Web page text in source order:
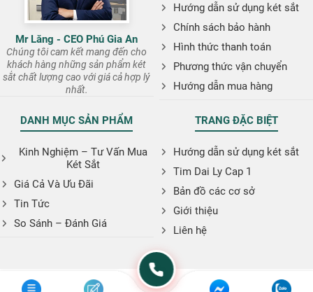
Mr Lăng - CEO Phú Gia An
Chúng tôi cam kết mang đến cho
khách hàng những sản phẩm két
sắt chất lượng cao với giá cả hợp lý
nhất.
Hướng dẫn sử dụng két sắt
Chính sách bảo hành
Hình thức thanh toán
Phương thức vận chuyển
Hướng dẫn mua hàng
DANH MỤC SẢN PHẨM
Kinh Nghiệm – Tư Vấn Mua
Két Sắt
Giá Cả Và Ưu Đãi
Tin Tức
So Sánh – Đánh Giá
TRANG ĐẶC BIỆT
Hướng dẫn sử dụng két sắt
Tim Dai Ly Cap 1
Bản đồ các cơ sở
Giới thiệu
Liên hệ